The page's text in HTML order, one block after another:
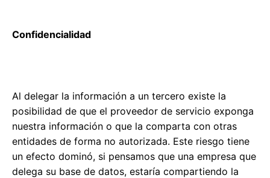
Confidencialidad
Al delegar la información a un tercero existe la
posibilidad de que el proveedor de servicio exponga
nuestra información o que la comparta con otras
entidades de forma no autorizada. Este riesgo tiene
un efecto dominó, si pensamos que una empresa que
delega su base de datos, estaría compartiendo la